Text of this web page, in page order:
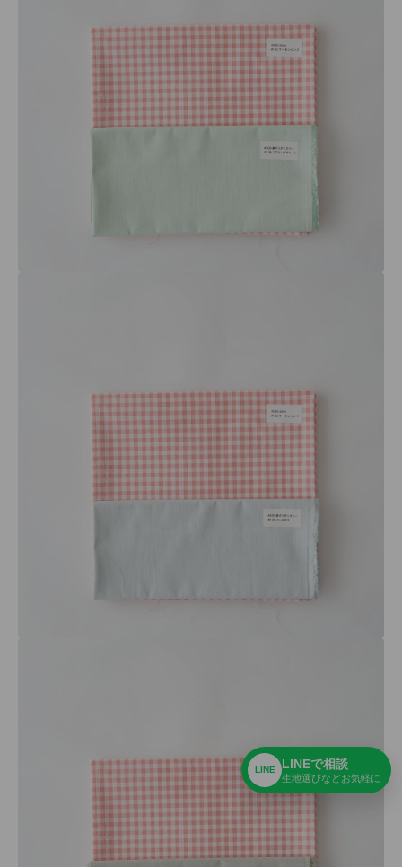
LINE LINEで相談
生地選びなどお気軽に